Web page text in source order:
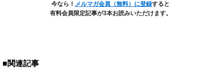
今なら！ メルマガ会員（無料）に登録すると
有料会員限定記事が3本お読みいただけます。
■関連記事